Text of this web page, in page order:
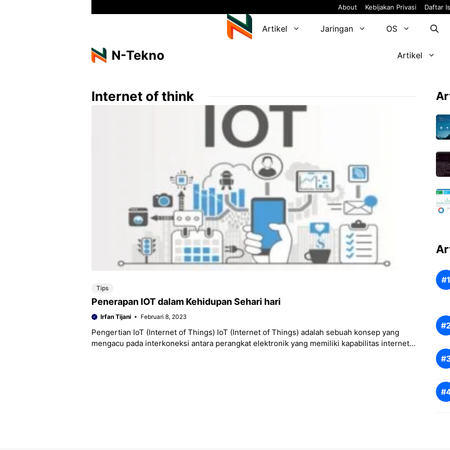
About Kebijakan Privasi Daftar
Artikel Jaringan OS
N-Tekno Artikel
Internet of think
Tips
Penerapan IOT dalam Kehidupan Sehari hari
Irfan Tijani Februari 8, 2023
Pengertian IoT (Internet of Things) IoT (Internet of Things) adalah sebuah konsep yang
mengacu pada interkoneksi antara perangkat elektronik yang memiliki kapabilitas internet.